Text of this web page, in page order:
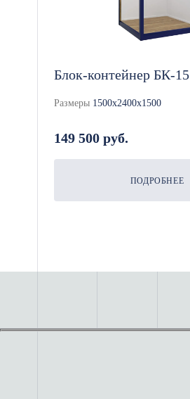
Блок-контейнер БК-15
Размеры 1500x2400x1500
149 500 руб.
ПОДРОБНЕЕ